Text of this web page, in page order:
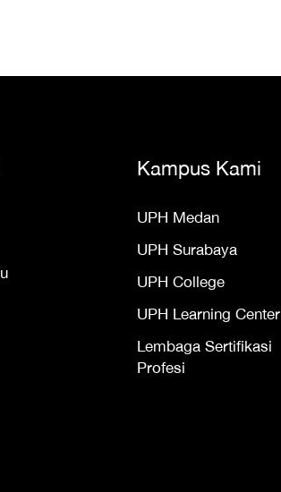
Kampus Kami
UPH Medan
UPH Surabaya
UPH College
UPH Learning Center
Lembaga Sertifikasi
Profesi